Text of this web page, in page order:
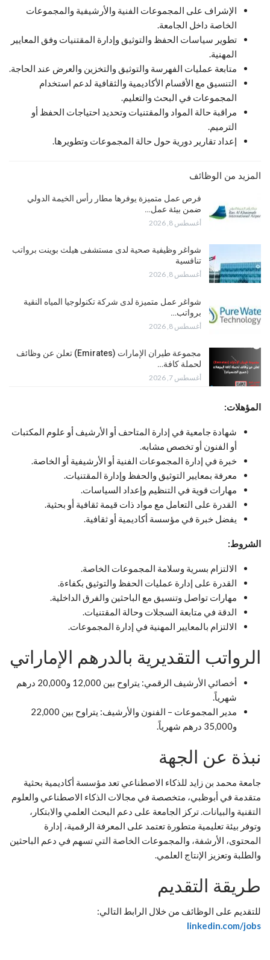
الإشراف على المجموعات الفنية والأرشيفية والمجموعات
الخاصة داخل الجامعة.
تطوير سياسات الحفظ والتوثيق وإدارة المقتنيات وفق المعايير
المهنية.
متابعة عمليات الفهرسة والتوثيق والتخزين والعرض عند الحاجة.
التنسيق مع الأقسام الأكاديمية والثقافية لدعم استخدام
المجموعات في البحث والتعليم.
مراقبة حالة المواد والمقتنيات وتحديد احتياجات الحفظ أو
الترميم.
إعداد تقارير دورية حول حالة المجموعات وتطويرها.
المزيد من الوظائف
فرص عمل متميزة يوفرها مطار رأس الخيمة الدولي
ضمن بيئة عمل…
أغسطس 8, 2026
شواغر وظيفية صحية لدى مستشفى هيلث بوينت برواتب
تنافسية
أغسطس 8, 2026
شواغر عمل متميزة لدى شركة تكنولوجيا المياه النقية
برواتب…
أغسطس 8, 2026
مجموعة طيران الإمارات (Emirates) تعلن عن وظائف
لحملة كافة…
أغسطس 7, 2026
المؤهلات:
شهادة جامعية في إدارة المتاحف أو الأرشيف أو علوم المكتبات
أو الفنون أو تخصص مشابه.
خبرة في إدارة المجموعات الفنية أو الأرشيفية أو الخاصة.
معرفة بمعايير التوثيق والحفظ وإدارة المقتنيات.
مهارات قوية في التنظيم وإعداد السياسات.
القدرة على التعامل مع مواد ذات قيمة ثقافية أو بحثية.
يفضل خبرة في مؤسسة أكاديمية أو ثقافية.
الشروط:
الالتزام بسرية وسلامة المجموعات الخاصة.
القدرة على إدارة عمليات الحفظ والتوثيق بكفاءة.
مهارات تواصل وتنسيق مع الباحثين والفرق الداخلية.
الدقة في متابعة السجلات وحالة المقتنيات.
الالتزام بالمعايير المهنية في إدارة المجموعات.
الرواتب التقديرية بالدرهم الإماراتي
أخصائي الأرشيف الرقمي: يتراوح بين 12,000 و20,000 درهم
شهرياً.
مدير المجموعات – الفنون والأرشيف: يتراوح بين 22,000
و35,000 درهم شهرياً.
نبذة عن الجهة
جامعة محمد بن زايد للذكاء الاصطناعي تعد مؤسسة أكاديمية بحثية
متقدمة في أبوظبي، متخصصة في مجالات الذكاء الاصطناعي والعلوم
التقنية والبيانات. تركز الجامعة على دعم البحث العلمي والابتكار،
وتوفر بيئة تعليمية متطورة تعتمد على المعرفة الرقمية، إدارة
المحتوى، الأرشفة، والمجموعات الخاصة التي تسهم في دعم الباحثين
والطلبة وتعزيز الإنتاج العلمي.
طريقة التقديم
للتقديم على الوظائف من خلال الرابط التالي:
linkedin.com/jobs